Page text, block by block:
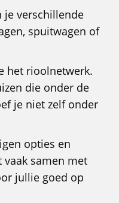
je verschillende
spuitwagen of
het rioolnetwerk.
die onder de
je niet zelf onder
opties en
vaak samen met
jullie goed op